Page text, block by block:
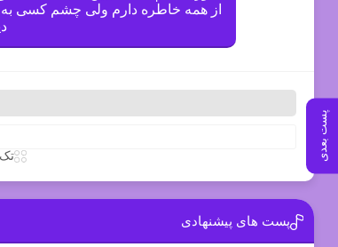
پست بعدی
از همه خاطره دارم ولی چشم كسی
پست های پیشنهادی